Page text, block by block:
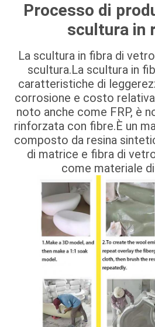
Processo di
scultura in
La scultura in fibra di
scultura.La scultura in
caratteristiche di
corrosione e costo
noto anche come FRP, è
rinforzata con fibre.È un
composto da resina
di matrice e fibra di
come materiale